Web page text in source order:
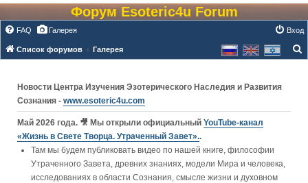
Форум Esoteric4u Forum
FAQ Галерея Вход
Список форумов Галерея
Новости Центра Изучения Эзотерического Наследия и Развития
Сознания - www.esoteric4u.com
Май 2026 года. 🎥 Мы открыли официальный YouTube‑канал
«Жизнь в Свете Творца. Утраченный Завет»..
Там мы будем публиковать видео по нашей книге, философии
Утраченного Завета, древних знаниях, модели Мира и человека,
исследованиях в области Сознания, смысле жизни и духовном